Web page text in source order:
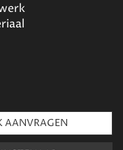
AANVRAGEN